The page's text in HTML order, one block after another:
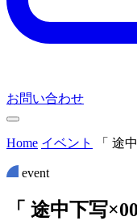
お問い合わせ
Home イベント 「 途
event
「 途中下写×00